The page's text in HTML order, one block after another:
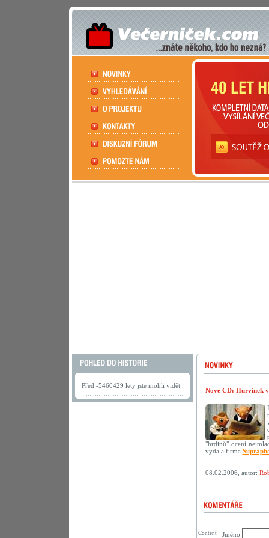
Před -5460429 lety jste mohli vidět .
Nové CD: Hurvínek v
"hrdinů" ocení
vydala firma
08.02.2006, autor:
Jméno:
Content